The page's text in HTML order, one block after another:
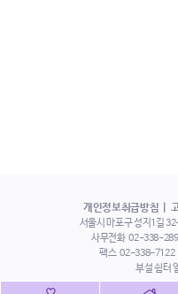
개인정보취급방침
서울시 마포구 성지1길
사무전화 02-338-
팩스 02-338-7122
부설 쉼터